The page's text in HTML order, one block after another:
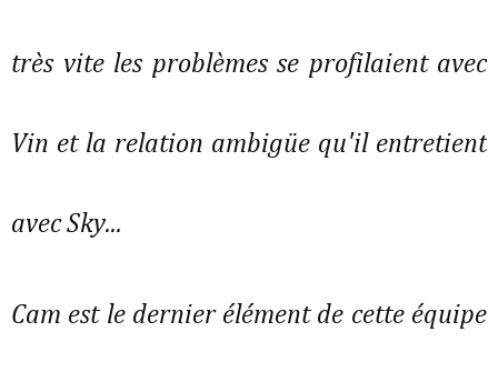
très vite les problèmes se profilaient avec
Vin et la relation ambigüe qu'il entretient
avec Sky...
Cam est le dernier élément de cette équipe